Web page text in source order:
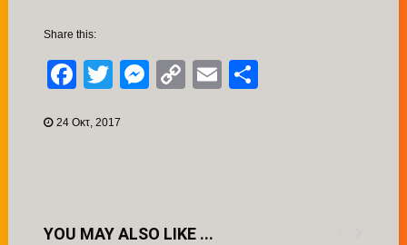
Share this:
Facebook
TwitterMessenger
CopyEmail
24 Οκτ, 2017
YOU MAY ALSO LIKE ...